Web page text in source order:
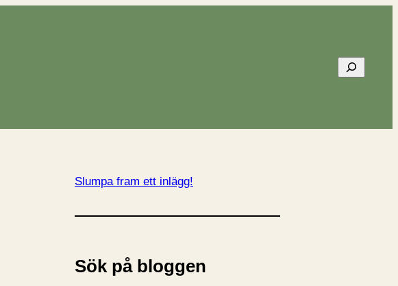
Sök
Slumpa fram ett inlägg!
Sök på bloggen